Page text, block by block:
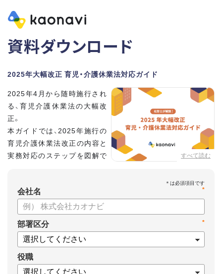
資料ダウンロード
2025年大幅改正 育児・介護休業法対応ガイド
すべて読む
2025年4月から随時施行され
る、育児介護休業法の大幅改
正。
本ガイドでは、2025年施行の
育児介護休業法改正の内容と
実務対応のステップを図解で
*
会社名
*
部署区分
役職